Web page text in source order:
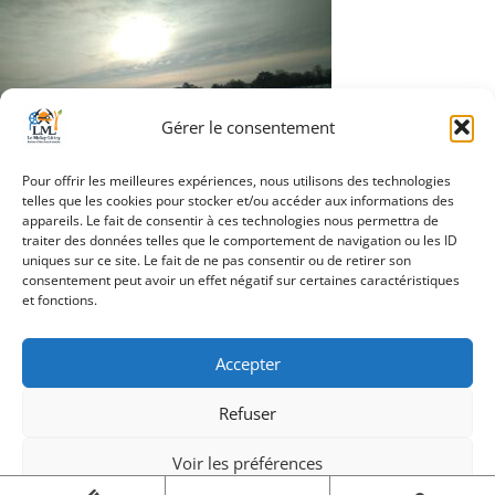
Gérer le consentement
Pour offrir les meilleures expériences, nous utilisons des technologies
telles que les cookies pour stocker et/ou accéder aux informations des
appareils. Le fait de consentir à ces technologies nous permettra de
traiter des données telles que le comportement de navigation ou les ID
uniques sur ce site. Le fait de ne pas consentir ou de retirer son
consentement peut avoir un effet négatif sur certaines caractéristiques
et fonctions.
Accepter
Refuser
Voir les préférences
Navigation
de
l’article
Que la campagne est
belle
Création Androme Informatique